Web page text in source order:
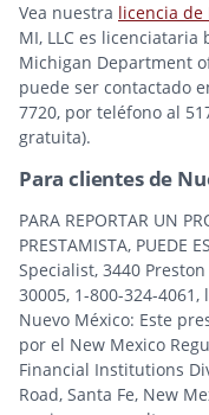
Vea nuestra licencia de
MI, LLC es licenciataria
Michigan Department
puede ser contactado
7720, por teléfono al
gratuita).
Para clientes de
PARA REPORTAR UN
PRESTAMISTA, PUEDE
Specialist, 3440
30005, 1-800-324-
Nuevo México: Este
por el New Mexico
Financial Institutions
Road, Santa Fe, New